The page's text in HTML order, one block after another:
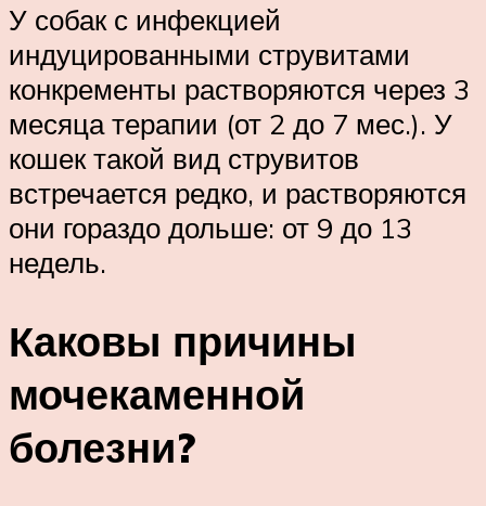
У собак с инфекцией
индуцированными струвитами
конкременты растворяются через 3
месяца терапии (от 2 до 7 мес.). У
кошек такой вид струвитов
встречается редко, и растворяются
они гораздо дольше: от 9 до 13
недель.
Каковы причины
мочекаменной
болезни?